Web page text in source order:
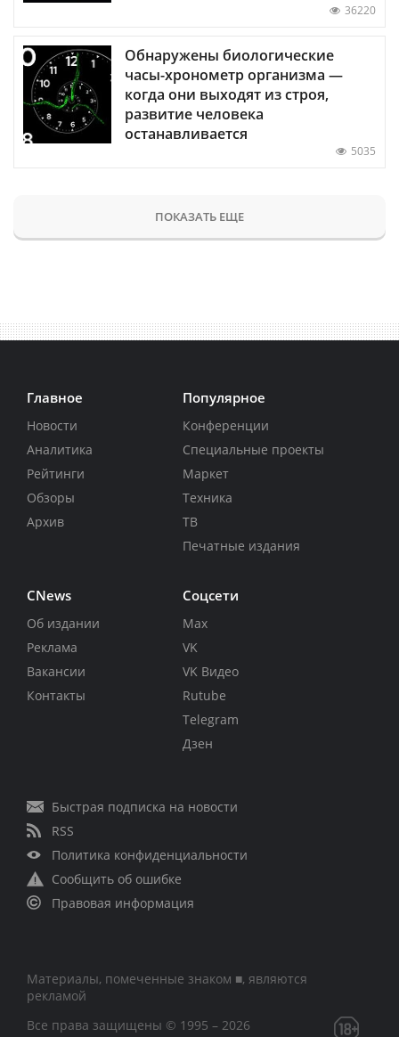
36220
Обнаружены биологические
часы-хронометр организма —
когда они выходят из строя,
развитие человека
останавливается
5035
ПОКАЗАТЬ ЕЩЕ
Главное
Новости
Аналитика
Рейтинги
Обзоры
Архив
Популярное
Конференции
Специальные проекты
Маркет
Техника
ТВ
Печатные издания
CNews
Об издании
Реклама
Вакансии
Контакты
Соцсети
Max
VK
VK Видео
Rutube
Telegram
Дзен
Быстрая подписка на новости
RSS
Политика конфиденциальности
Сообщить об ошибке
Правовая информация
Материалы, помеченные знаком ■, являются
рекламой
Все права защищены © 1995 – 2026